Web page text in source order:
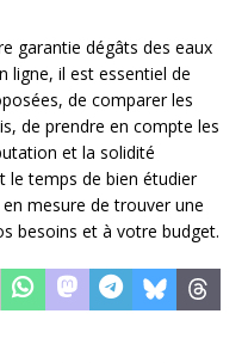
garantie dégâts des eaux
ligne, il est essentiel de
de comparer les
de prendre en compte les
et la solidité
le temps de bien étudier
mesure de trouver une
besoins et à votre budget.